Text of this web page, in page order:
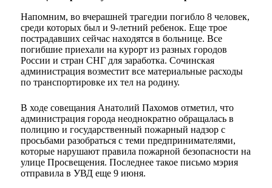
Напомним, во вчерашней трагедии погибло 8 человек,
среди которых был и 9-летний ребенок. Еще трое
пострадавших сейчас находятся в больнице. Все
погибшие приехали на курорт из разных городов
России и стран СНГ для заработка. Сочинская
администрация возместит все материальные расходы
по транспортировке их тел на родину.
В ходе совещания Анатолий Пахомов отметил, что
администрация города неоднократно обращалась в
полицию и государственный пожарный надзор с
просьбами разобраться с теми предпринимателями,
которые нарушают правила пожарной безопасности на
улице Просвещения. Последнее такое письмо мэрия
отправила в УВД еще 9 июня.